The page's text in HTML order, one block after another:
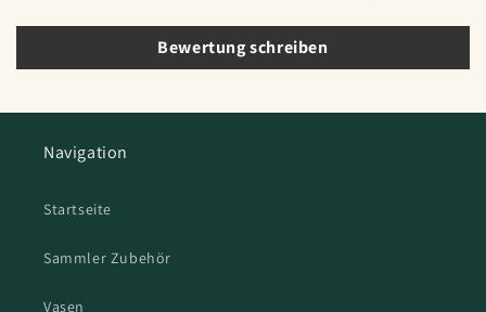
Bewertung schreiben
Navigation
Startseite
Sammler Zubehör
Vasen